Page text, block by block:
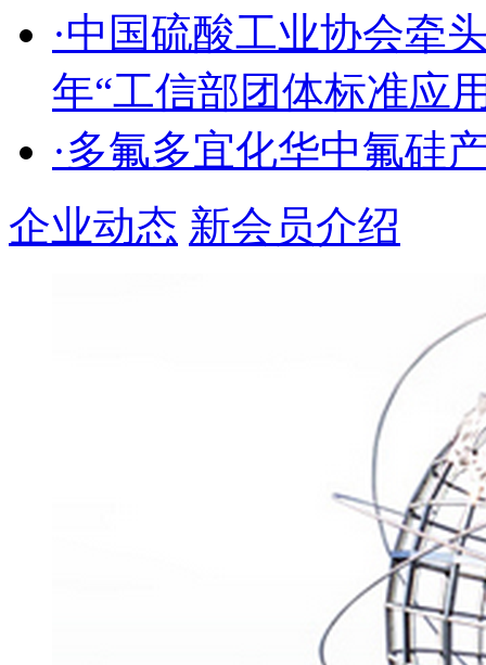
·中国硫酸工业协会牵
年“工信部团体标准应
·多氟多宜化华中氟硅
企业动态 新会员介绍